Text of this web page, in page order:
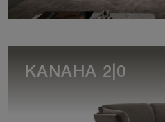
KANAHA 2|0